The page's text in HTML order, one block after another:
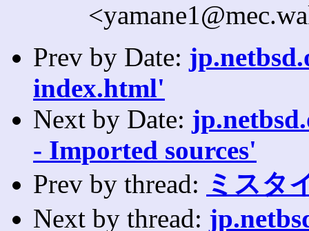
Prev by Date:
index.html'
Next by Date:
- Imported sources'
Prev by thread: ミスタ
Next by thread: